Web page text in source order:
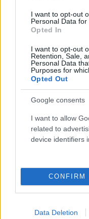
I want to opt-out
Personal Data for
Opted In
I want to opt-out
Retention, Sale,
Personal Data
Purposes for
Opted Out
Google consents
I want to allow
related to
device identifiers
CONFIRM
Data Deletion
Αν και
όλοι να είμαστε
κατά τόπους και
πολύ έντονα.
Το υπουργείο
Προστασίας, ήδη
σχετικής
υπηρεσίες και
Δήμους της χώρας,